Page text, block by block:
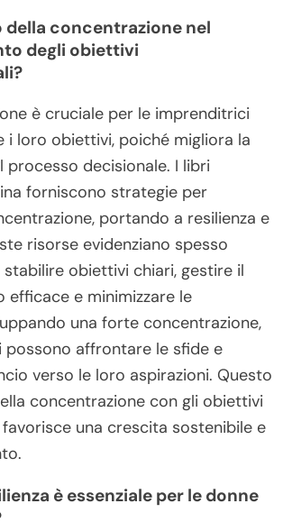
della concentrazione nel
degli obiettivi
è cruciale per le imprenditrici
i loro obiettivi, poiché migliora la
decisionale. I libri
forniscono strategie per
portando a resilienza e
risorse evidenziano spesso
stabilire obiettivi chiari, gestire il
efficace e minimizzare le
una forte concentrazione,
affrontare le sfide e
verso le loro aspirazioni. Questo
concentrazione con gli obiettivi
una crescita sostenibile e
è essenziale per le donne